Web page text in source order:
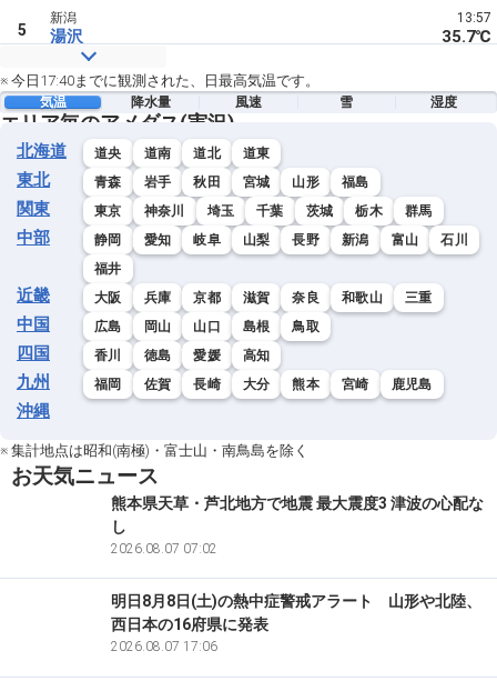
5
新潟
湯沢
13:57
35.7℃
6
新潟
三条 35.6℃
6
新潟
下関
8 十日町 35.3℃
12:14
10
34.8℃
12
新潟
高田
12:45
14
※ 今日17:40までに観測された、日最高気温です。
気温 降水量 風速 雪 湿度
エリア毎のアメダス(実況)
北海道 道央 道南 道北 道東
東北 青森 岩手 秋田 宮城 山形 福島
関東 東京 神奈川 埼玉 千葉 茨城 栃木 群馬
中部 静岡 愛知 岐阜 山梨 長野 新潟 富山
石川
福井
近畿 大阪 兵庫 京都 滋賀 奈良 和歌山 三重
中国 広島 岡山 山口 島根 鳥取
四国 香川 徳島 愛媛 高知
九州 福岡 佐賀 長崎 大分 熊本 宮崎 鹿児島
沖縄
※ 集計地点は昭和(南極)・富士山・南鳥島を除く
お天気ニュース
熊本県天草・芦北地方で地震 最大震度3 津波の心配な
し
2026.08.07 07:02
明日8月8日(土)の熱中症警戒アラート 山形や北陸、
西日本の16府県に発表
2026.08.07 17:06